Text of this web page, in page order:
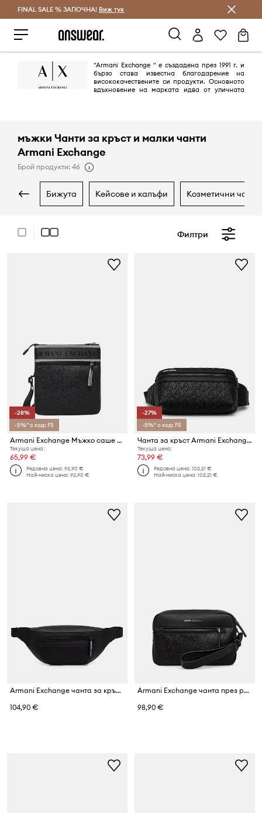
Спестявай с Answear Club
FINAL SALE % ЗАПОЧНА! Виж тук
"Armani Exchange " е създадена през 1991 г. и
бързо става известна благодарение на
висококачествените си продукти. Основното
вдъхновение на марката идва от уличната
мъжки Чанти за кръст и малки чанти
Armani Exchange
Брой продукти: 46
бижута кейсове и калъфи козметични чанти
Филтри
-28%
-5%* с код: FS
Armani Exchange Мъжко саше през рамо
Текуща цена:
65,99 €
Редовна цена:92,90 €
Най-ниска цена:92,90 €
-27%
-5%* с код: FS
Чанта за кръст Armani Exchange
Текуща цена:
73,99 €
Редовна цена:102,21 €
Най-ниска цена:102,21 €
Armani Exchange чанта за кръста мъжка
104,90 €
Armani Exchange чанта през рамо мъжка от имитация на кожа
98,90 €